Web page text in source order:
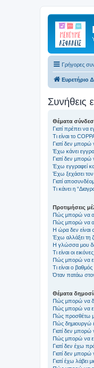
Γρήγορες
Ευρετήριο
Συνήθεις
Θέματα
Γιατί πρέπει να
Τι είναι το
Γιατί δεν
Έχω κάνει
Γιατί δεν
Έχω εγγραφεί
Έχω ξεχάσει
Γιατί
Τι κάνει η
Προτιμήσεις
Πώς μπορώ να
Πώς μπορώ να
Η ώρα δεν είναι
Έχω αλλάξει τη
Η γλώσσα μου
Τι είναι οι
Πώς μπορώ να
Τι είναι ο
Όταν πατάω
Θέματα
Πώς μπορώ να
Πώς μπορώ να
Πώς προσθέτω
Πώς δημιουργώ
Γιατί δεν
Πώς μπορώ να
Γιατί δεν έχω
Γιατί δεν
Γιατί έχω λάβει